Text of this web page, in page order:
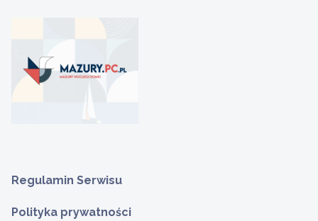
Regulamin Serwisu
Polityka prywatności